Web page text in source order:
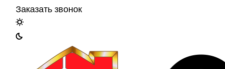
Заказать звонок